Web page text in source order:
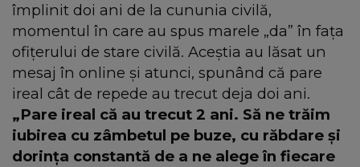
împlinit doi ani de la cununia civilă,
momentul în care au spus marele „da” în fața
ofițerului de stare civilă. Aceștia au lăsat un
mesaj în online și atunci, spunând că pare
ireal cât de repede au trecut deja doi ani.
„Pare ireal că au trecut 2 ani. Să ne trăim
iubirea cu zâmbetul pe buze, cu răbdare şi
dorința constantă de a ne alege în fiecare